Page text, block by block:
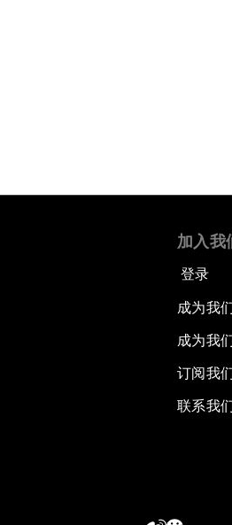
加入我
登录
成为我
成为我
订阅我
联系我